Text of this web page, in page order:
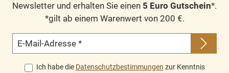
Newsletter und erhalten Sie einen 5 Euro Gutschein*.
*gilt ab einem Warenwert von 200 €.
E-Mail-Adresse *
Ich habe die Datenschutzbestimmungen zur Kenntnis